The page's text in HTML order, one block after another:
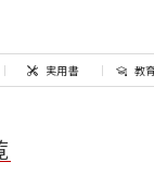
実用書 教